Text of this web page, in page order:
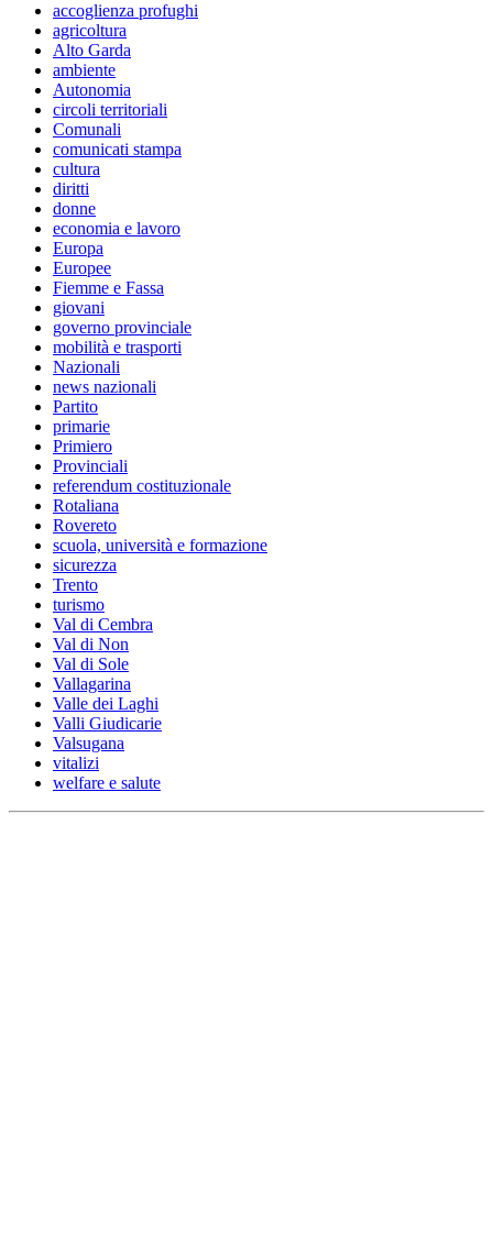
accoglienza profughi
agricoltura
Alto Garda
ambiente
Autonomia
circoli territoriali
Comunali
comunicati stampa
cultura
diritti
donne
economia e lavoro
Europa
Europee
Fiemme e Fassa
giovani
governo provinciale
mobilità e trasporti
Nazionali
news nazionali
Partito
primarie
Primiero
Provinciali
referendum costituzionale
Rotaliana
Rovereto
scuola, università e formazione
sicurezza
Trento
turismo
Val di Cembra
Val di Non
Val di Sole
Vallagarina
Valle dei Laghi
Valli Giudicarie
Valsugana
vitalizi
welfare e salute